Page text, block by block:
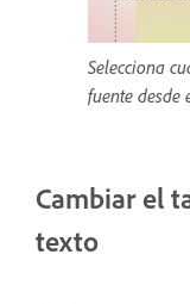
Selecciona
fuente desde
Cambiar el
texto